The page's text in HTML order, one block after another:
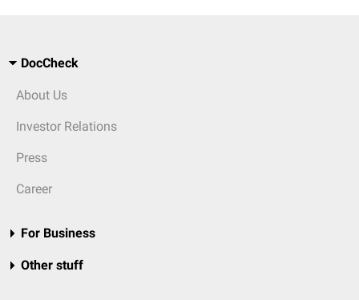
DocCheck
About Us
Investor Relations
Press
Career
For Business
Other stuff